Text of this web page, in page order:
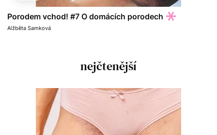
Porodem vchod! #7 O domácích porodech
Alžběta Samková
nejčtenější